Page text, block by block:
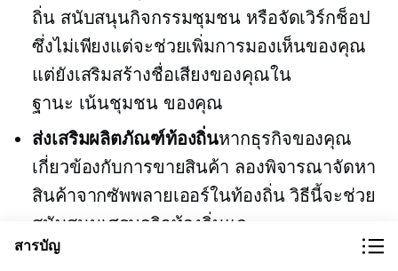
ถิ่น สนับสนุนกิจกรรมชุมชน หรือจัดเวิร์กช็อป
ซึ่งไม่เพียงแต่จะช่วยเพิ่มการมองเห็นของคุณ
แต่ยังเสริมสร้างชื่อเสียงของคุณใน
ฐานะ เน้นชุมชนของคุณ
ส่งเสริมผลิตภัณฑ์ท้องถิ่นหากธุรกิจของคุณ
เกี่ยวข้องกับการขายสินค้า ลองพิจารณาจัดหา
สินค้าจากซัพพลายเออร์ในท้องถิ่น วิธีนี้จะช่วย
สนับสนุนเศรษฐกิจท้องถิ่นและ
ดึงดูด
สารบัญ